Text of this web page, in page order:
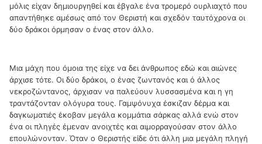
μόλις είχαν δημιουργηθεί και έβγαλε ένα τρομερό ουρλιαχτό που
απαντήθηκε αμέσως από τον Θεριστή και σχεδόν ταυτόχρονα οι
δύο δράκοι όρμησαν ο ένας στον άλλο.
Μια μάχη που όμοια της είχε να δει άνθρωπος εδώ και αιώνες
άρχισε τότε. Οι δύο δράκοι, ο ένας ζωντανός και ό άλλος
νεκροζώντανος, άρχισαν να παλεύουν λυσσασμένα και η γη
τραντάζονταν ολόγυρα τους. Γαμψόνυχα έσκιζαν δέρμα και
δαγκωματιές έκοβαν μεγάλα κομμάτια σάρκας αλλά ενώ στον
ένα οι πληγές έμεναν ανοιχτές και αιμορραγούσαν στον άλλο
επουλώνονταν. Όταν ο Θεριστής είδε ότι άλλη μια μεγάλη πληγή